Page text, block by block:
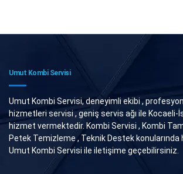
Umut Kombi Servisi
Umut Kombi Servisi, deneyimli ekibi ,
hizmetleri servisi , geniş servis ağı ile
hizmet vermektedir. Kombi Servisi , Kombi
Petek Temizleme , Teknik Destek
Umut Kombi Servisi ile iletişime geçebilirsiniz.